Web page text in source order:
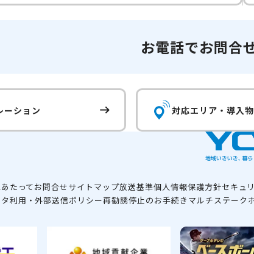
お電話でお問合
ーション 対応エリア・導入
たってお問合せサイトマップ放送基準個人情報保護方針セキュ
利用・外部送信ポリシー再勧誘停止のお手続き マルチステーク